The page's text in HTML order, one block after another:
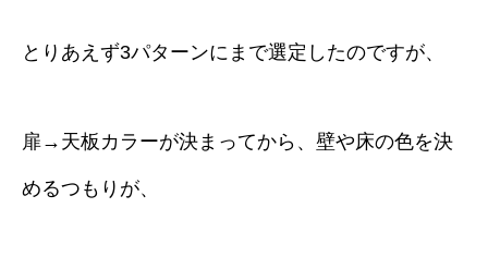
とりあえず3パターンにまで選定したのですが、
扉→天板カラーが決まってから、壁や床の色を決
めるつもりが、